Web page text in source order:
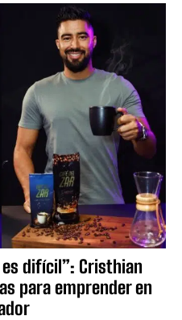
difícil”: Cristhian
para emprender en